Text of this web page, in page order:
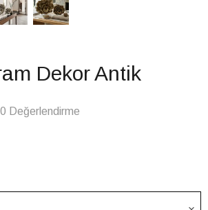
Dekor Antik
0 Değerlendirme